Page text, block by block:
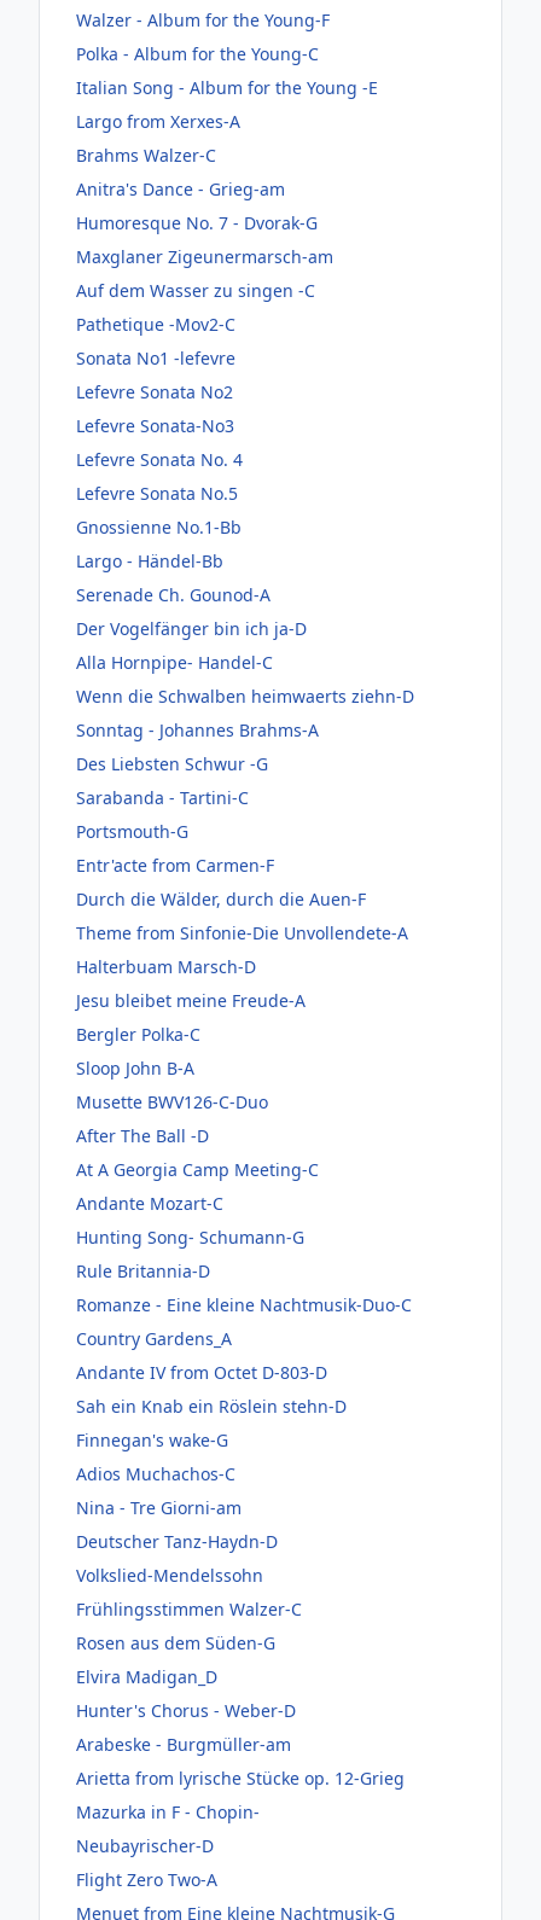
Walzer - Album for the Young-F
Polka - Album for the Young-C
Italian Song - Album for the Young -E
Largo from Xerxes-A
Brahms Walzer-C
Anitra's Dance - Grieg-am
Humoresque No. 7 - Dvorak-G
Maxglaner Zigeunermarsch-am
Auf dem Wasser zu singen -C
Pathetique -Mov2-C
Sonata No1 -lefevre
Lefevre Sonata No2
Lefevre Sonata-No3
Lefevre Sonata No. 4
Lefevre Sonata No.5
Gnossienne No.1-Bb
Largo - Händel-Bb
Serenade Ch. Gounod-A
Der Vogelfänger bin ich ja-D
Alla Hornpipe- Handel-C
Wenn die Schwalben heimwaerts ziehn-D
Sonntag - Johannes Brahms-A
Des Liebsten Schwur -G
Sarabanda - Tartini-C
Portsmouth-G
Entr'acte from Carmen-F
Durch die Wälder, durch die Auen-F
Theme from Sinfonie-Die Unvollendete-A
Halterbuam Marsch-D
Jesu bleibet meine Freude-A
Bergler Polka-C
Sloop John B-A
Musette BWV126-C-Duo
After The Ball -D
At A Georgia Camp Meeting-C
Andante Mozart-C
Hunting Song- Schumann-G
Rule Britannia-D
Romanze - Eine kleine Nachtmusik-Duo-C
Country Gardens_A
Andante IV from Octet D-803-D
Sah ein Knab ein Röslein stehn-D
Finnegan's wake-G
Adios Muchachos-C
Nina - Tre Giorni-am
Deutscher Tanz-Haydn-D
Volkslied-Mendelssohn
Frühlingsstimmen Walzer-C
Rosen aus dem Süden-G
Elvira Madigan_D
Hunter's Chorus - Weber-D
Arabeske - Burgmüller-am
Arietta from lyrische Stücke op. 12-Grieg
Mazurka in F - Chopin-
Neubayrischer-D
Flight Zero Two-A
Menuet from Eine kleine Nachtmusik-G